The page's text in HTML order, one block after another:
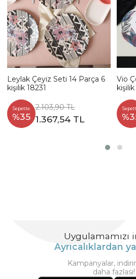
Leylak Çeyiz Seti 14 Parça 6
kişilik 18231
Sepette
%35
2.103,90 TL
1.367,54 TL
Vio
kişilik
Uygulamamızı
Ayrıcalıklardan
Kampanyalar,
daha fazlası!